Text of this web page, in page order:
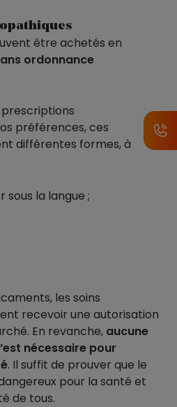
être achetés en
ordonnance
prescriptions
préférences, ces
différentes formes, à
sous la langue ;
les soins
recevoir une autorisation
En revanche, aucune
nécessaire pour
. Il suffit de prouver que le
pour la santé et
de tous.